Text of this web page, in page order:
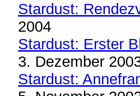
Stardust:
2004
Stardust: Erster
3. Dezember
Stardust: